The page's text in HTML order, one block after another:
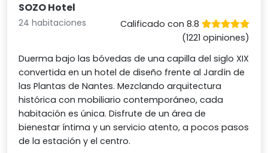
SOZO Hotel
24 habitaciones
Calificado con 8.8
(1221 opiniones)
Duerma bajo las bóvedas de una capilla del siglo XIX
convertida en un hotel de diseño frente al Jardín de
las Plantas de Nantes. Mezclando arquitectura
histórica con mobiliario contemporáneo, cada
habitación es única. Disfrute de un área de
bienestar íntima y un servicio atento, a pocos pasos
de la estación y el centro.